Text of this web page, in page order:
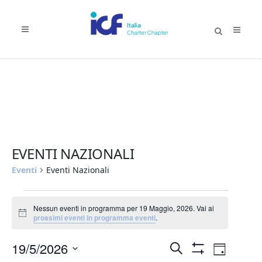
EVENTI NAZIONALI
Eventi Eventi Nazionali
for
Maggio,
Notice
Nessun eventi in programma per 19 Maggio, 2026. Vai ai
prossimi eventi in programma eventi.
Eventi
Cerca
Mostra
Evento
Giorno
19/5/2026